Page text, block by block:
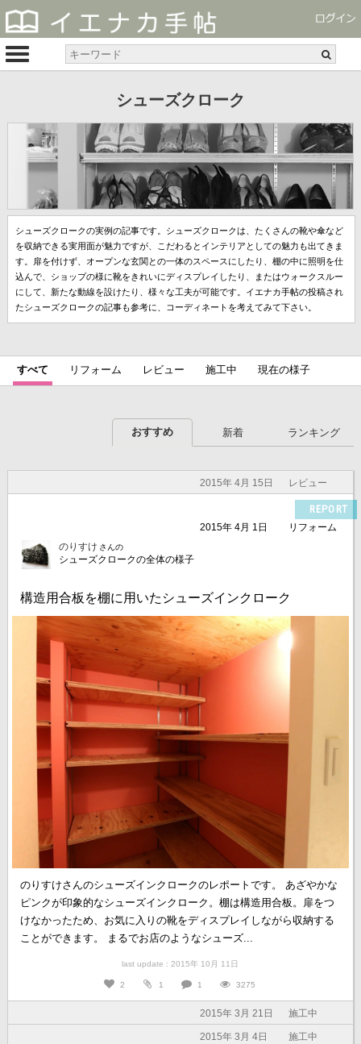
シューズクローク
シューズクロークの実例の記事です。シューズクロークは、たくさんの靴や傘など
を収納できる実用面が魅力ですが、こだわるとインテリアとしての魅力も出てきま
す。扉を付けず、オープンな玄関との一体のスペースにしたり、棚の中に照明を仕
込んで、ショップの様に靴をきれいにディスプレイしたり、またはウォークスルー
にして、新たな動線を設けたり、様々な工夫が可能です。イエナカ手帖の投稿され
たシューズクロークの記事も参考に、コーディネートを考えてみて下さい。
すべて リフォーム レビュー 施工中 現在の様子
おすすめ 新着 ランキング
2015年 4月 15日 レビュー
REPORT
2015年 4月 1日
リフォーム
のりすけ さんの
シューズクロークの全体の様子
構造用合板を棚に用いたシューズインクローク
のりすけさんのシューズインクロークのレポートです。 あざやかな
ピンクが印象的なシューズインクローク。棚は構造用合板。扉をつ
けなかったため、お気に入りの靴をディスプレイしながら収納する
ことができます。 まるでお店のようなシューズ...
last update : 2015年 10月 11日
2 1 1 3275
2015年 3月 21日 施工中
2015年 3月 4日 施工中